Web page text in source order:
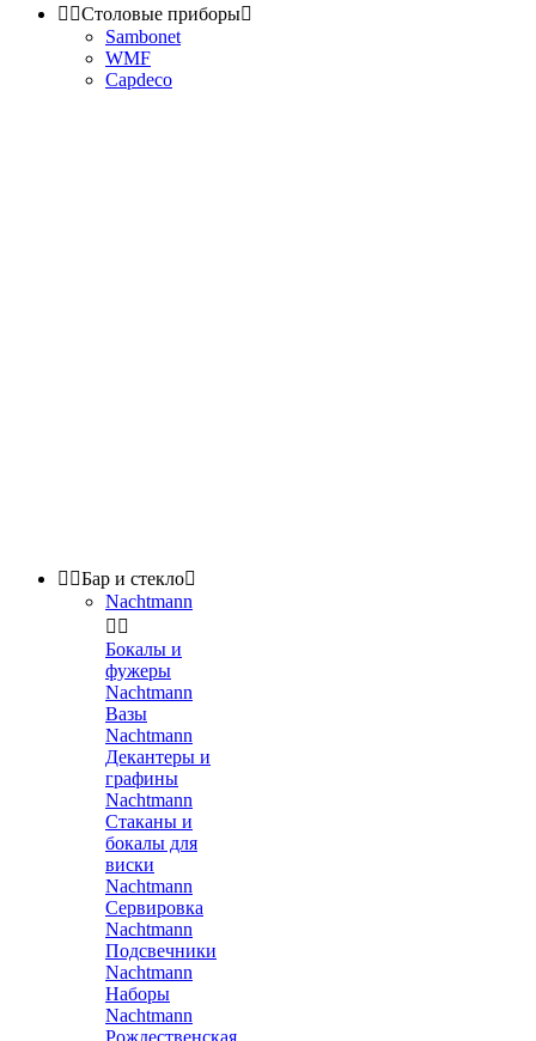
 Столовые приборы
Sambonet
WMF
Capdeco
 Бар и стекло
Nachtmann
 
Бокалы и
фужеры
Nachtmann
Вазы
Nachtmann
Декантеры и
графины
Nachtmann
Стаканы и
бокалы для
виски
Nachtmann
Сервировка
Nachtmann
Подсвечники
Nachtmann
Наборы
Nachtmann
Рождественская